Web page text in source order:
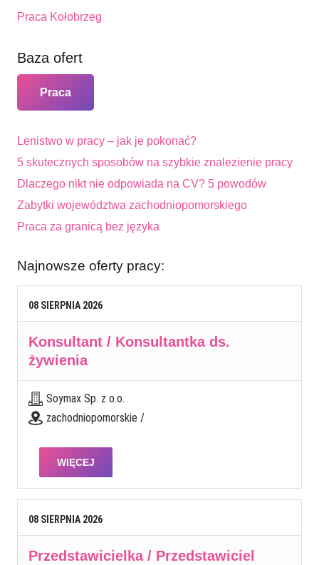
Praca Kołobrzeg
Baza ofert
Praca
Lenistwo w pracy – jak je pokonać?
5 skutecznych sposobów na szybkie znalezienie pracy
Dlaczego nikt nie odpowiada na CV? 5 powodów
Zabytki województwa zachodniopomorskiego
Praca za granicą bez języka
Najnowsze oferty pracy:
08 SIERPNIA 2026
Konsultant / Konsultantka ds.
żywienia
Soymax Sp. z o.o.
zachodniopomorskie /
WIĘCEJ
08 SIERPNIA 2026
Przedstawicielka / Przedstawiciel